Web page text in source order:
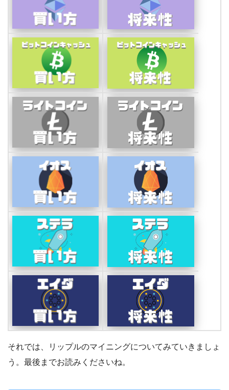
それでは、リップルのマイニングについてみていきましょ
う。最後までお読みくださいね。